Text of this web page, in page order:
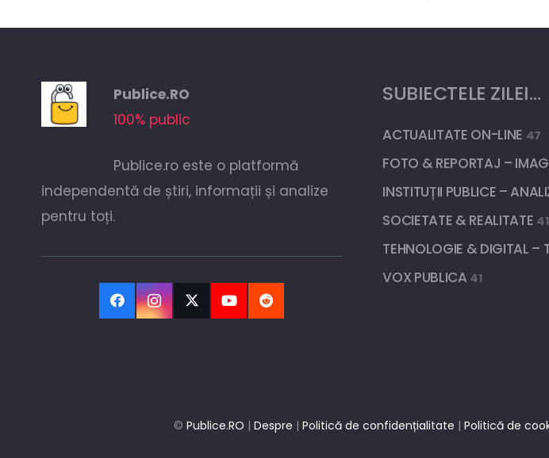
Publice.RO
100% public
Publice.ro este o platformă
independentă de știri, informații și analize
pentru toți.
SUBIECTELE ZILEI…
ACTUALITATE ON-LINE 47
FOTO & REPORTAJ –
INSTITUȚII PUBLICE –
SOCIETATE & REALITATE 41
TEHNOLOGIE & DIGITAL –
VOX PUBLICA 41
©Publice.RO |Despre |Politică de confidențialitate |Politică de